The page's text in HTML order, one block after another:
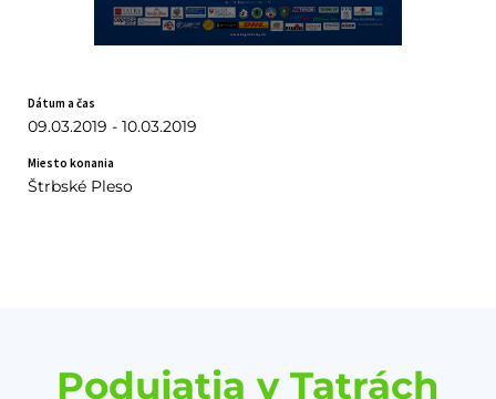
Dátum a čas
09.03.2019 - 10.03.2019
Miesto konania
Štrbské Pleso
Podujatia v Tatrách